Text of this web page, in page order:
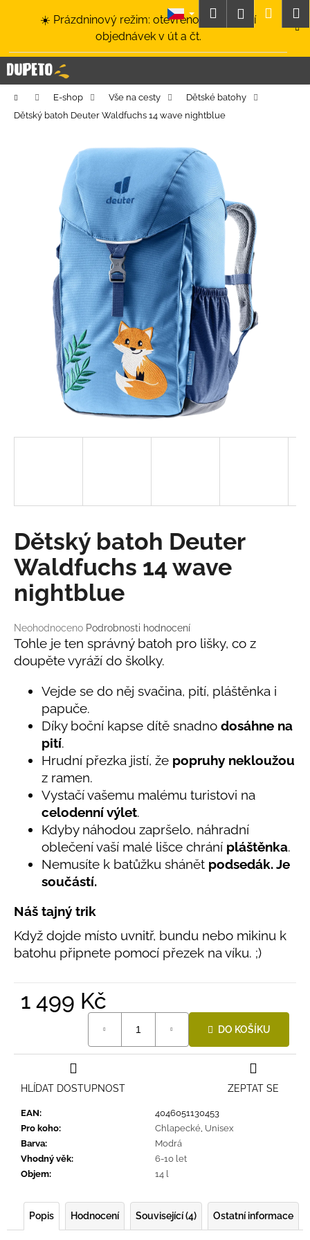
☀️ Prázdninový režim: otevřeno a odesílání
objednávek v út a čt.
HledatPřihlášení
Domů E-shop Vše na cesty
Dětské batohy
Dětský batoh Deuter Waldfuchs 14 wave nightblue
Průměrné
hodnocení
produktu
je
hvězdiček.
Neohodnoceno Podrobnosti hodnocení
Dětský batoh Deuter
Waldfuchs 14 wave
nightblue
Tohle je ten správný batoh pro lišky, co z
doupěte vyráží do školky.
Vejde se do něj svačina, pití, pláštěnka i
papuče.
Díky boční kapse dítě snadno dosáhne na
pití.
Hrudní přezka jistí, že popruhy nekloužou
z ramen.
Vystačí vašemu malému turistovi na
celodenní výlet.
Kdyby náhodou zapršelo, náhradní
oblečení vaší malé lišce chrání pláštěnka.
Nemusíte k batůžku shánět podsedák. Je
součástí.
Náš tajný trik
Když dojde místo uvnitř, bundu nebo mikinu k
batohu připnete pomocí přezek na víku. ;)
1 499 Kč
DO KOŠÍKU
EAN:
4046051130453
Pro koho: Chlapecké, Unisex
Barva:
Modrá
Vhodný věk:
6-10 let
Objem: 14 l
ZEPTAT SE
HLÍDAT DOSTUPNOST
Popis Hodnocení Související (4) Ostatní informace
í
k C
o
p
D
o
p
o
r
č
u
e
LETNÍ
KLOBOUČEK
OUŠKY
395